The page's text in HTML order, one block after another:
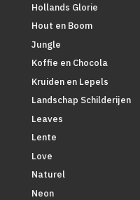
Hollands Glorie
Hout en Boom
Jungle
Koffie en Chocola
Kruiden en Lepels
Landschap Schilderijen
Leaves
Lente
Love
Naturel
Neon